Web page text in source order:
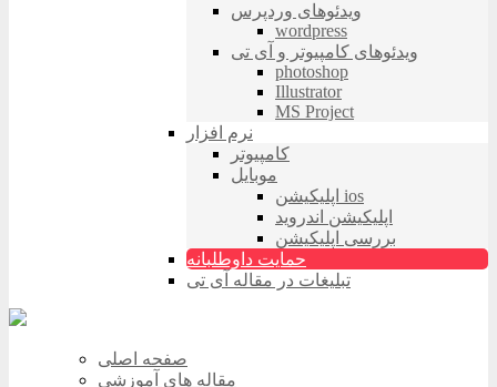
ویدئوهای وردپرس
wordpress
ویدئوهای کامپیوتر و آی تی
photoshop
Illustrator
MS Project
نرم افزار
کامپیوتر
موبایل
اپلیکیشن ios
اپلیکیشن اندروید
بررسی اپلیکیشن
حمایت داوطلبانه
تبلیغات در مقاله آی تی
صفحه اصلی
مقاله های آموزشی